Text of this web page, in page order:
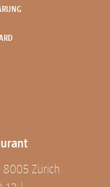
8005 Zürich